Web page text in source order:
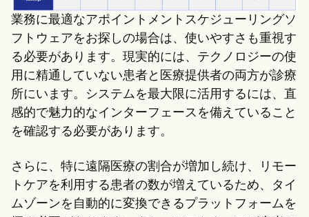
業務に最適なアポイントメントスケジューリングソ
フトウェアをお探しの場合は、使いやすさも重視す
る必要があります。現実的には、テクノロジーの使
用に精通していない患者と医療提供者の両方が診療
所にいます。システムを最大限に活用するには、直
感的で魅力的なインターフェースを備えていること
を確認する必要があります。
さらに、特に遠隔医療の割合が増加し続け、リモー
トケアを利用する患者の数が増えているため、タイ
ムゾーンを自動的に変換できるプラットフォームを